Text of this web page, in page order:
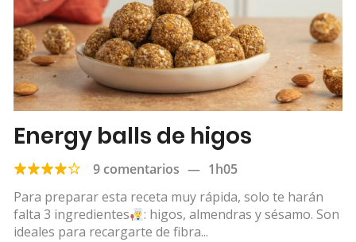
Energy balls de higos
9 comentarios — 1h05
Para preparar esta receta muy rápida, solo te harán
falta 3 ingredientes
: higos, almendras y sésamo. Son
ideales para recargarte de fibra...